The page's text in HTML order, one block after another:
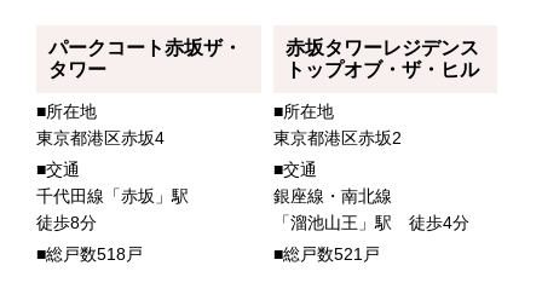
パークコート赤坂ザ・
タワー
■所在地
東京都港区赤坂4
■交通
千代田線「赤坂」駅
徒歩8分
■総戸数518戸
赤坂タワーレジデンス
トップオブ・ザ・ヒル
■所在地
東京都港区赤坂2
■交通
銀座線・南北線
「溜池山王」駅 徒歩4分
■総戸数521戸